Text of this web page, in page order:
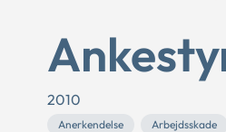
2010
Anerkendelse Arbejdsskade